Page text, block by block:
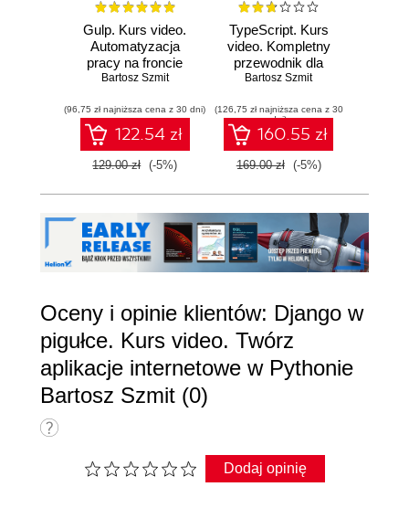
Gulp. Kurs video.
Automatyzacja
pracy na froncie
Bartosz Szmit
(96,75 zł najniższa cena z 30 dni)
122.54 zł
129.00 zł (-5%)
TypeScript. Kurs
video. Kompletny
przewodnik dla
developerów
Bartosz Szmit
(126,75 zł najniższa cena z 30
dni)
160.55 zł
169.00 zł (-5%)
Oceny i opinie klientów: Django w
pigułce. Kurs video. Twórz
aplikacje internetowe w Pythonie
Bartosz Szmit (0)
Dodaj opinię